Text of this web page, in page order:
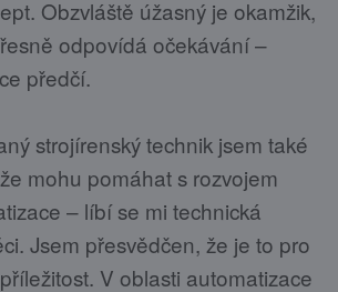
Obzvláště úžasný je okamžik,
odpovídá očekávání –
předčí.
strojírenský technik jsem také
mohu pomáhat s rozvojem
– líbí se mi technická
Jsem přesvědčen, že je to pro
V oblasti automatizace